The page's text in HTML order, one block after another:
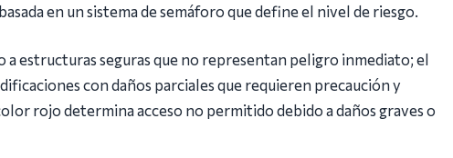
en un sistema de semáforo que define el nivel de riesgo.
a estructuras seguras que no representan peligro inmediato; el
con daños parciales que requieren precaución y
rojo determina acceso no permitido debido a daños graves o